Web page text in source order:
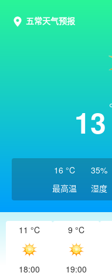
五常天气预报
13
16 °C
最高温
35%
湿度
11 °C
18:00
9 °C
19:00